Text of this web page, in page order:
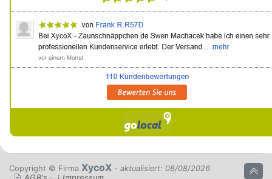
Copyright © Firma XycoX - aktualisiert: 08/08/2026